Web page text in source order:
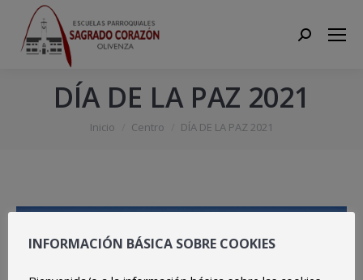
Search:
DÍA DE LA PAZ 2021
Estás aquí:
Inicio Centro DÍA DE LA PAZ 2021
INFORMACIÓN BÁSICA SOBRE COOKIES